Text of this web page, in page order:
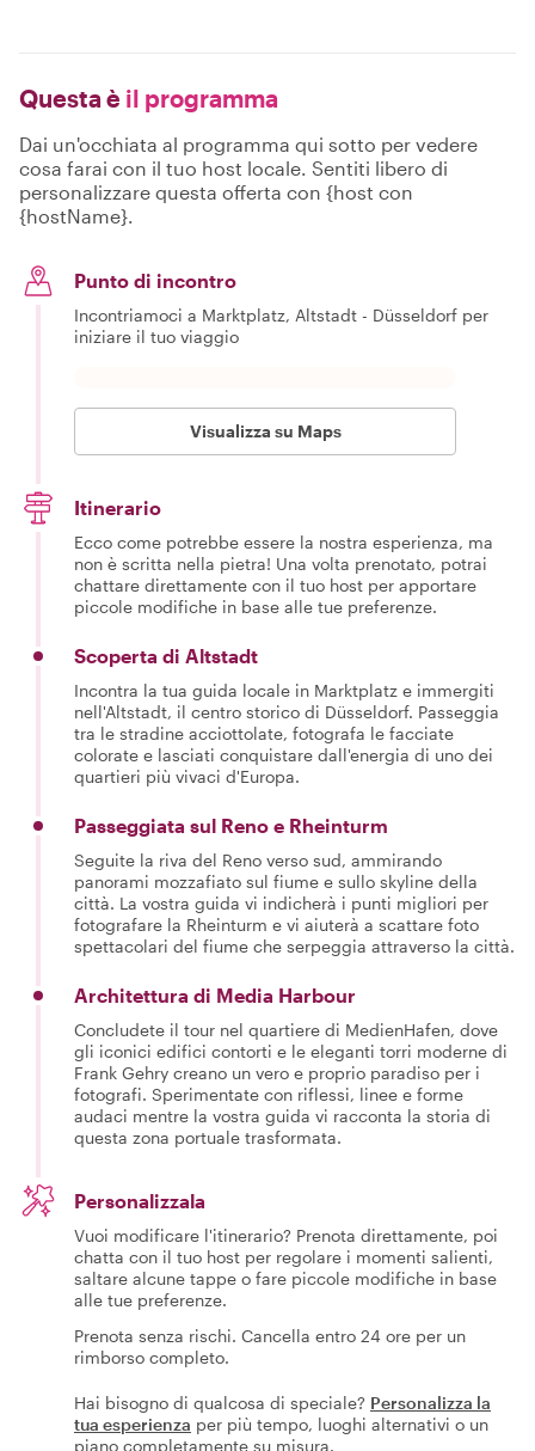
Questa è il programma
Dai un'occhiata al programma qui sotto per vedere
cosa farai con il tuo host locale. Sentiti libero di
personalizzare questa offerta con {host con
{hostName}.
Punto di incontro
Incontriamoci a Marktplatz, Altstadt - Düsseldorf per
iniziare il tuo viaggio
Visualizza su Maps
Itinerario
Ecco come potrebbe essere la nostra esperienza, ma
non è scritta nella pietra! Una volta prenotato, potrai
chattare direttamente con il tuo host per apportare
piccole modifiche in base alle tue preferenze.
Scoperta di Altstadt
Incontra la tua guida locale in Marktplatz e immergiti
nell'Altstadt, il centro storico di Düsseldorf. Passeggia
tra le stradine acciottolate, fotografa le facciate
colorate e lasciati conquistare dall'energia di uno dei
quartieri più vivaci d'Europa.
Passeggiata sul Reno e Rheinturm
Seguite la riva del Reno verso sud, ammirando
panorami mozzafiato sul fiume e sullo skyline della
città. La vostra guida vi indicherà i punti migliori per
fotografare la Rheinturm e vi aiuterà a scattare foto
spettacolari del fiume che serpeggia attraverso la città.
Architettura di Media Harbour
Concludete il tour nel quartiere di MedienHafen, dove
gli iconici edifici contorti e le eleganti torri moderne di
Frank Gehry creano un vero e proprio paradiso per i
fotografi. Sperimentate con riflessi, linee e forme
audaci mentre la vostra guida vi racconta la storia di
questa zona portuale trasformata.
Personalizzala
Vuoi modificare l'itinerario? Prenota direttamente, poi
chatta con il tuo host per regolare i momenti salienti,
saltare alcune tappe o fare piccole modifiche in base
alle tue preferenze.
Prenota senza rischi. Cancella entro 24 ore per un
rimborso completo.
Hai bisogno di qualcosa di speciale? Personalizza la
tua esperienza per più tempo, luoghi alternativi o un
piano completamente su misura.